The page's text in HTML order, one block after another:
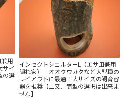
用
サイ
の選
インセクトシェルターL（エサ皿兼用
隠れ家）｜オオクワガタなど大型種の
レイアウトに最適！大サイズの飼育容
器を推奨【二又、筒型の選択は出来ま
せん】